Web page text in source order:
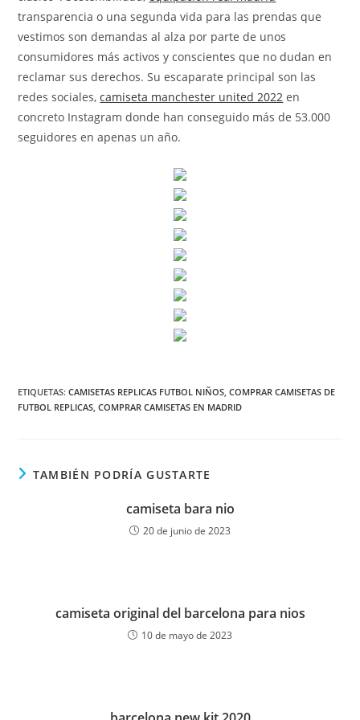
transparencia o una segunda vida para las prendas que
vestimos son demandas al alza por parte de unos
consumidores más activos y conscientes que no dudan en
reclamar sus derechos. Su escaparate principal son las
redes sociales,camiseta manchester united 2022 en
concreto Instagram donde han conseguido más de 53.000
seguidores en apenas un año.
ETIQUETAS:CAMISETAS REPLICAS FUTBOL NIÑOS, COMPRAR CAMISETAS DE
FUTBOL REPLICAS, COMPRAR CAMISETAS EN MADRID
TAMBIÉN PODRÍA GUSTARTE
camiseta bara nio
20 de junio de 2023
camiseta original del barcelona para nios
10 de mayo de 2023